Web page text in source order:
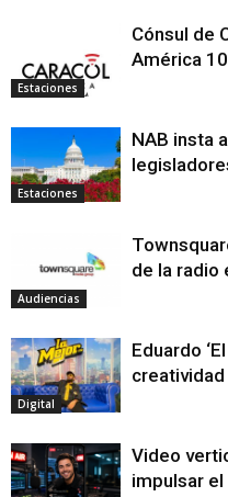
Estaciones
Cónsul de
América
Estaciones
NAB insta
Audiencias
de la radio
Digital
Eduardo
Video
impulsar